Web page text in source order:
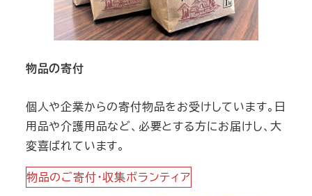
物品の寄付
個人や企業からの寄付物品をお受けしています。日
用品や介護用品など、必要とする方にお届けし、大
変喜ばれています。
物品のご寄付・収集ボランティア